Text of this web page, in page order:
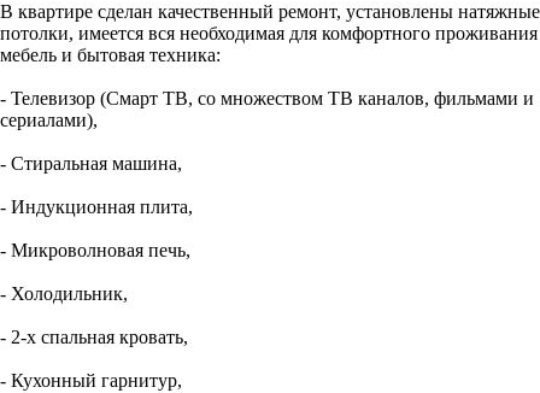
В квартире сделан качественный ремонт, установлены натяжные
потолки, имеется вся необходимая для комфортного проживания
мебель и бытовая техника:
- Телевизор (Смарт ТВ, со множеством ТВ каналов, фильмами и
сериалами),
- Стиральная машина,
- Индукционная плита,
- Микроволновая печь,
- Холодильник,
- 2-х спальная кровать,
- Кухонный гарнитур,